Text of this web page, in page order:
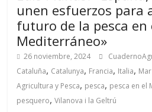
unen esfuerzos para
futuro de la pesca en
Mediterráneo»
26 noviembre, 2024
Cataluña, Catalunya, Francia, Italia,
Agricultura y Pesca, pesca, pesca en el
pesquero,Vilanova i la Geltrú